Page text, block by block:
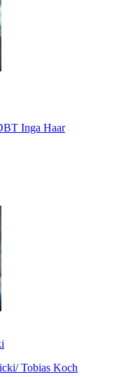
Inga Haar
Tobias Koch